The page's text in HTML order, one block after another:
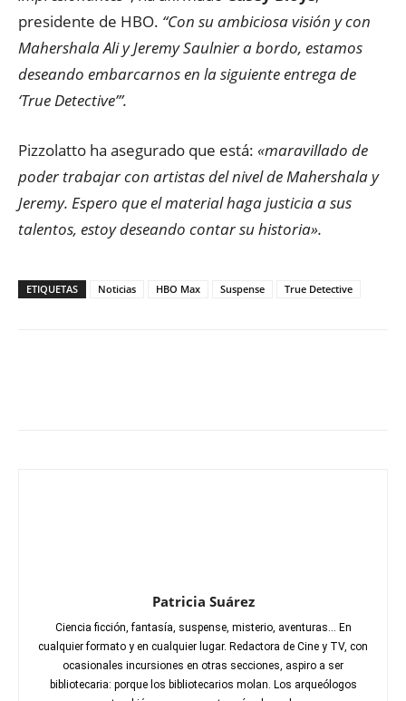
presidente de HBO. “Con su ambiciosa visión y con
Mahershala Ali y Jeremy Saulnier a bordo, estamos
deseando embarcarnos en la siguiente entrega de
‘True Detective’”.
Pizzolatto ha asegurado que está: «maravillado de
poder trabajar con artistas del nivel de Mahershala y
Jeremy. Espero que el material haga justicia a sus
talentos, estoy deseando contar su historia».
ETIQUETAS Noticias HBO Max Suspense True Detective
Patricia Suárez
Ciencia ficción, fantasía, suspense, misterio, aventuras... En
cualquier formato y en cualquier lugar. Redactora de Cine y TV, con
ocasionales incursiones en otras secciones, aspiro a ser
bibliotecaria: porque los bibliotecarios molan. Los arqueólogos